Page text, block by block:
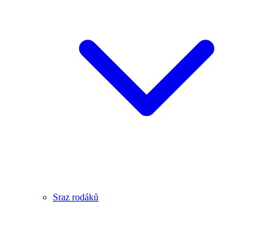
Sraz rodáků